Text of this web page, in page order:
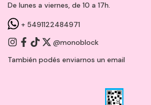
De lunes a viernes, de 10 a 17h.
+ 5491122484971
@monoblock
También podés enviarnos un email